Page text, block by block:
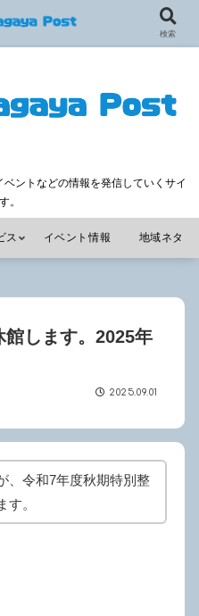
ントなどの情報を発信していくサイ
。
ス イベント情報 地域ネタ
館します。2025年
2025.09.01
、令和7年度秋期特別整
す。
検索